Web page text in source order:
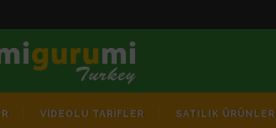
VİDEOLU TARİFLER SATILIK ÜRÜNLER